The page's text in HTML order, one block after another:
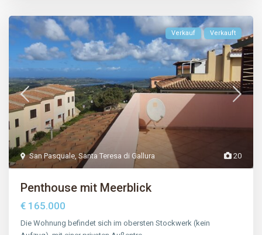
20
San Pasquale ,Santa Teresa di Gallura
Verkauf Verkauft
Penthouse mit Meerblick
€ 165.000
Die Wohnung befindet sich im obersten Stockwerk (kein